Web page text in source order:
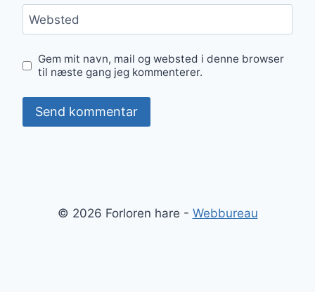
Websted
Gem mit navn, mail og websted i denne browser
til næste gang jeg kommenterer.
© 2026 Forloren hare - Webbureau